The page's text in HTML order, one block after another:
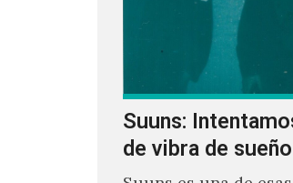
Suuns:
de vibra de